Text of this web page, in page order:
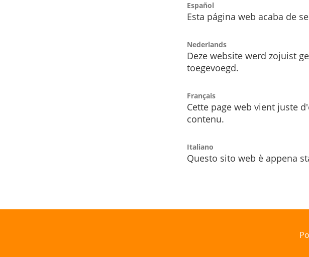
Español
Esta página web acaba de
Nederlands
Deze website werd zojuist
toegevoegd.
Français
Cette page web vient juste
contenu.
Italiano
Questo sito web è appena